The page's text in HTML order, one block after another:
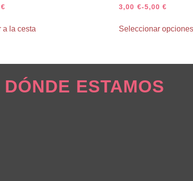
€
a la cesta
3,00 €-5,00€
Seleccionar opciones
DÓNDE ESTAMOS